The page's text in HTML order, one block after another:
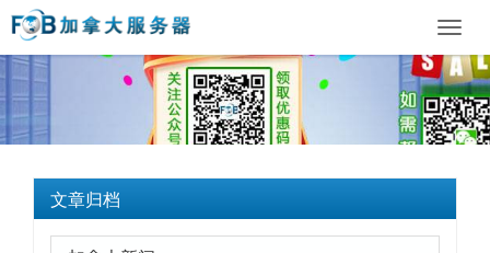
文章归档